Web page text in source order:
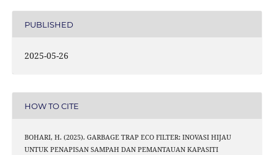
PUBLISHED
2025-05-26
HOW TO CITE
BOHARI, H. (2025). GARBAGE TRAP ECO FILTER: INOVASI HIJAU
UNTUK PENAPISAN SAMPAH DAN PEMANTAUAN KAPASITI